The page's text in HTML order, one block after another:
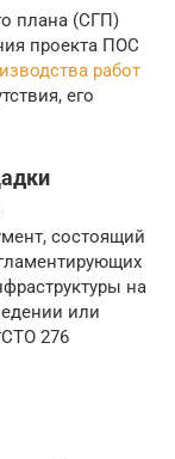
плана (СГП)
проекта ПОС
работ
его
состоящий
на
или
276